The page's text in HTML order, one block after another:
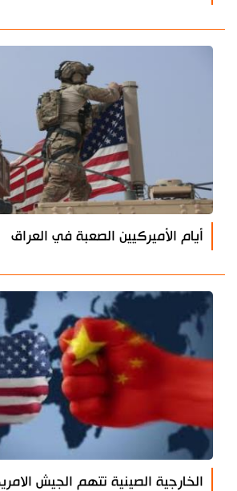
أيام الأميركيين الصعبة في العراق
الخارجية الصينية تتهم الجيش